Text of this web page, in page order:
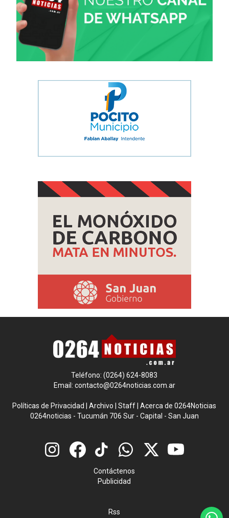
Teléfono: (0264) 624-8083
Email: contacto@0264noticias.com.ar
Políticas de Privacidad |Archivo |Staff |Acerca de 0264Noticias
0264noticias - Tucumán 706 Sur - Capital - San Juan
Contáctenos
Publicidad
Rss